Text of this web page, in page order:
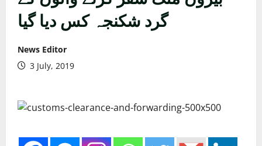
گرد شکنجہ کس دیا گیا
News Editor
3 July, 2019